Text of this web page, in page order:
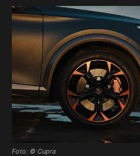
Foto: © Cupra